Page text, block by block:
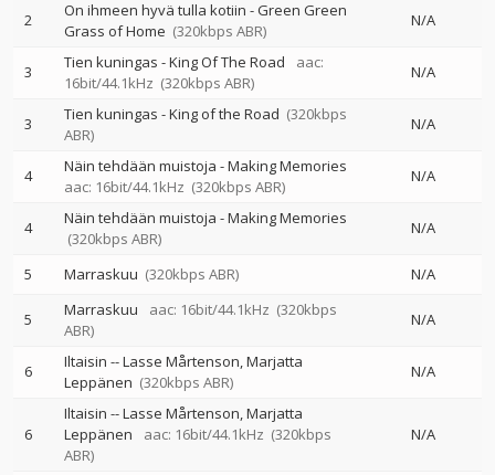
2
On ihmeen hyvä tulla kotiin - Green Green
Grass of Home (320kbps ABR)
N/A
3 Tien kuningas - King Of The Road
aac:
16bit/44.1kHz (320kbps ABR)
N/A
3 Tien kuningas - King of the Road (320kbps
ABR)
N/A
4
Näin tehdään muistoja - Making Memories
aac: 16bit/44.1kHz (320kbps ABR)
N/A
4
Näin tehdään muistoja - Making Memories
(320kbps ABR)
N/A
5 Marraskuu (320kbps ABR) N/A
5 Marraskuu aac: 16bit/44.1kHz (320kbps
ABR)
N/A
6 Iltaisin --Lasse Mårtenson Marjatta
Leppänen (320kbps ABR)
N/A
6
Iltaisin --Lasse Mårtenson Marjatta
Leppänen
aac: 16bit/44.1kHz (320kbps
ABR)
N/A